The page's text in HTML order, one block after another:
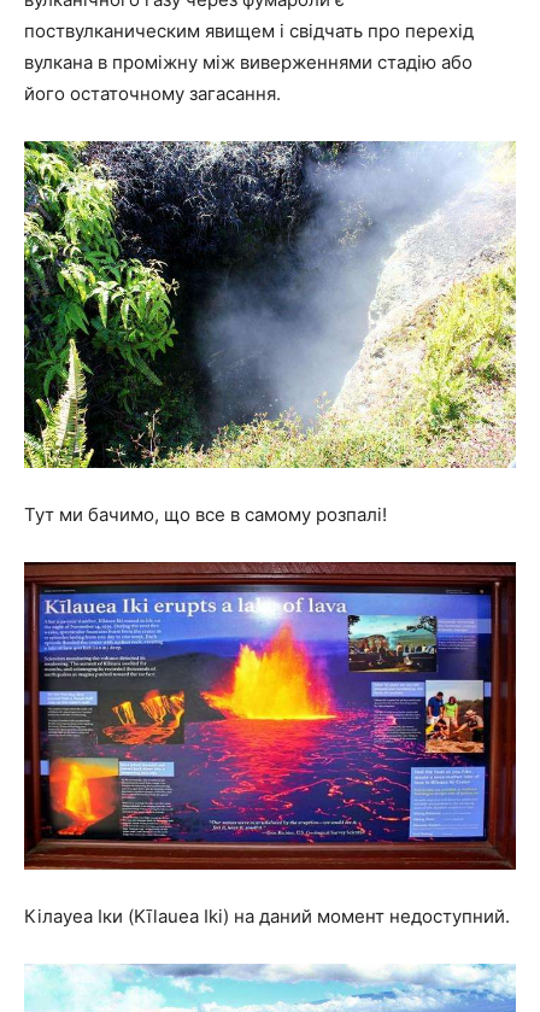
поствулканическим явищем і свідчать про перехід
вулкана в проміжну між виверженнями стадію або
його остаточному загасання.
Тут ми бачимо, що все в самому розпалі!
Кілауеа Іки (Kīlauea Iki) на даний момент недоступний.